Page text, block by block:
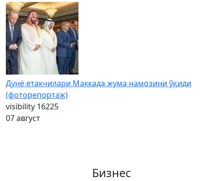
Дунё етакчилари Маккада жума намозини ўқиди
(фоторепортаж)
visibility 16225
07 август
Бизнес